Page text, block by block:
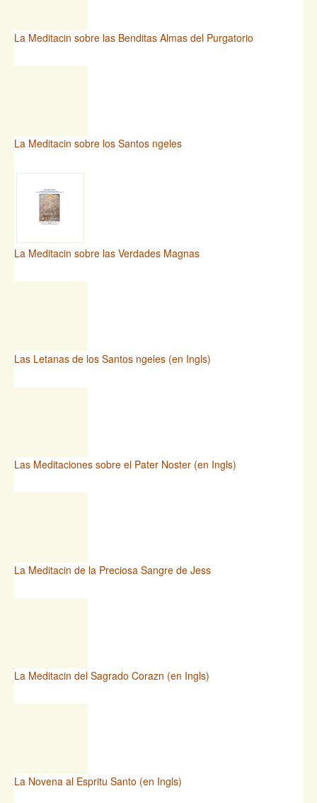
La Meditacin sobre las Benditas Almas del Purgatorio
La Meditacin sobre los Santos ngeles
La Meditacin sobre las Verdades Magnas
Las Letanas de los Santos ngeles (en Ingls)
Las Meditaciones sobre el Pater Noster (en Ingls)
La Meditacin de la Preciosa Sangre de Jess
La Meditacin del Sagrado Corazn (en Ingls)
La Novena al Espritu Santo (en Ingls)